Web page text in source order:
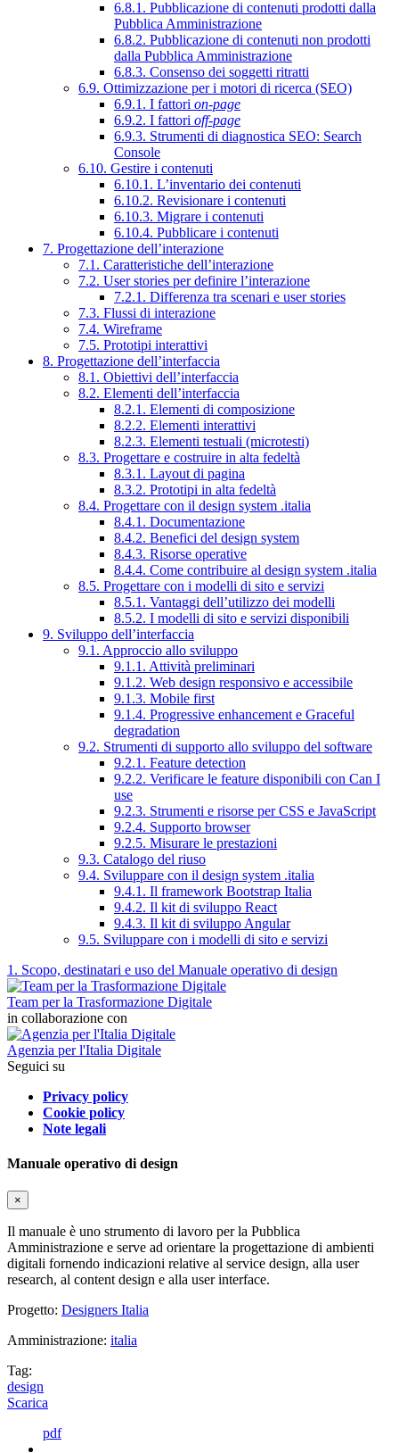
6.8.1. Pubblicazione di contenuti prodotti dalla
Pubblica Amministrazione
6.8.2. Pubblicazione di contenuti non prodotti
dalla Pubblica Amministrazione
6.8.3. Consenso dei soggetti ritratti
6.9. Ottimizzazione per i motori di ricerca (SEO)
6.9.1. I fattori on-page
6.9.2. I fattori off-page
6.9.3. Strumenti di diagnostica SEO: Search
Console
6.10. Gestire i contenuti
6.10.1. L’inventario dei contenuti
6.10.2. Revisionare i contenuti
6.10.3. Migrare i contenuti
6.10.4. Pubblicare i contenuti
7. Progettazione dell’interazione
7.1. Caratteristiche dell’interazione
7.2. User stories per definire l’interazione
7.2.1. Differenza tra scenari e user stories
7.3. Flussi di interazione
7.4. Wireframe
7.5. Prototipi interattivi
8. Progettazione dell’interfaccia
8.1. Obiettivi dell’interfaccia
8.2. Elementi dell’interfaccia
8.2.1. Elementi di composizione
8.2.2. Elementi interattivi
8.2.3. Elementi testuali (microtesti)
8.3. Progettare e costruire in alta fedeltà
8.3.1. Layout di pagina
8.3.2. Prototipi in alta fedeltà
8.4. Progettare con il design system .italia
8.4.1. Documentazione
8.4.2. Benefici del design system
8.4.3. Risorse operative
8.4.4. Come contribuire al design system .italia
8.5. Progettare con i modelli di sito e servizi
8.5.1. Vantaggi dell’utilizzo dei modelli
8.5.2. I modelli di sito e servizi disponibili
9. Sviluppo dell’interfaccia
9.1. Approccio allo sviluppo
9.1.1. Attività preliminari
9.1.2. Web design responsivo e accessibile
9.1.3. Mobile first
9.1.4. Progressive enhancement e Graceful
degradation
9.2. Strumenti di supporto allo sviluppo del software
9.2.1. Feature detection
9.2.2. Verificare le feature disponibili con Can I
use
9.2.3. Strumenti e risorse per CSS e JavaScript
9.2.4. Supporto browser
9.2.5. Misurare le prestazioni
9.3. Catalogo del riuso
9.4. Sviluppare con il design system .italia
9.4.1. Il framework Bootstrap Italia
9.4.2. Il kit di sviluppo React
9.4.3. Il kit di sviluppo Angular
9.5. Sviluppare con i modelli di sito e servizi
1. Scopo, destinatari e uso del Manuale operativo di design
Team per la Trasformazione Digitale
in collaborazione con
Agenzia per l'Italia Digitale
Seguici su
Privacy policy
Cookie policy
Note legali
Manuale operativo di design
×
Il manuale è uno strumento di lavoro per la Pubblica
Amministrazione e serve ad orientare la progettazione di ambienti
digitali fornendo indicazioni relative al service design, alla user
research, al content design e alla user interface.
Progetto: Designers Italia
Amministrazione: italia
Tag:
design
Scarica
pdf